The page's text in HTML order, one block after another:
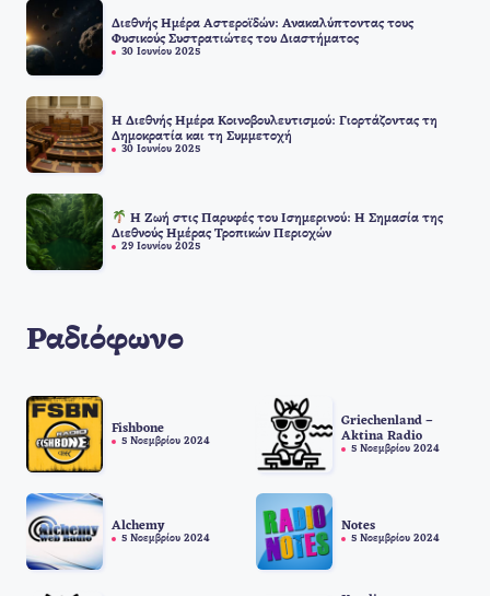
Διεθνής Ημέρα Αστεροϊδών: Ανακαλύπτοντας τους
Φυσικούς Συστρατιώτες του Διαστήματος
30 Ιουνίου 2025
Η Διεθνής Ημέρα Κοινοβουλευτισμού: Γιορτάζοντας τη
Δημοκρατία και τη Συμμετοχή
30 Ιουνίου 2025
Η Ζωή στις Παρυφές του Ισημερινού: Η Σημασία της
Διεθνούς Ημέρας Τροπικών Περιοχών
29 Ιουνίου 2025
Ραδιόφωνο
Fishbone
5 Νοεμβρίου 2024
Griechenland –
Aktina Radio
5 Νοεμβρίου 2024
Alchemy
5 Νοεμβρίου 2024
Notes
5 Νοεμβρίου 2024